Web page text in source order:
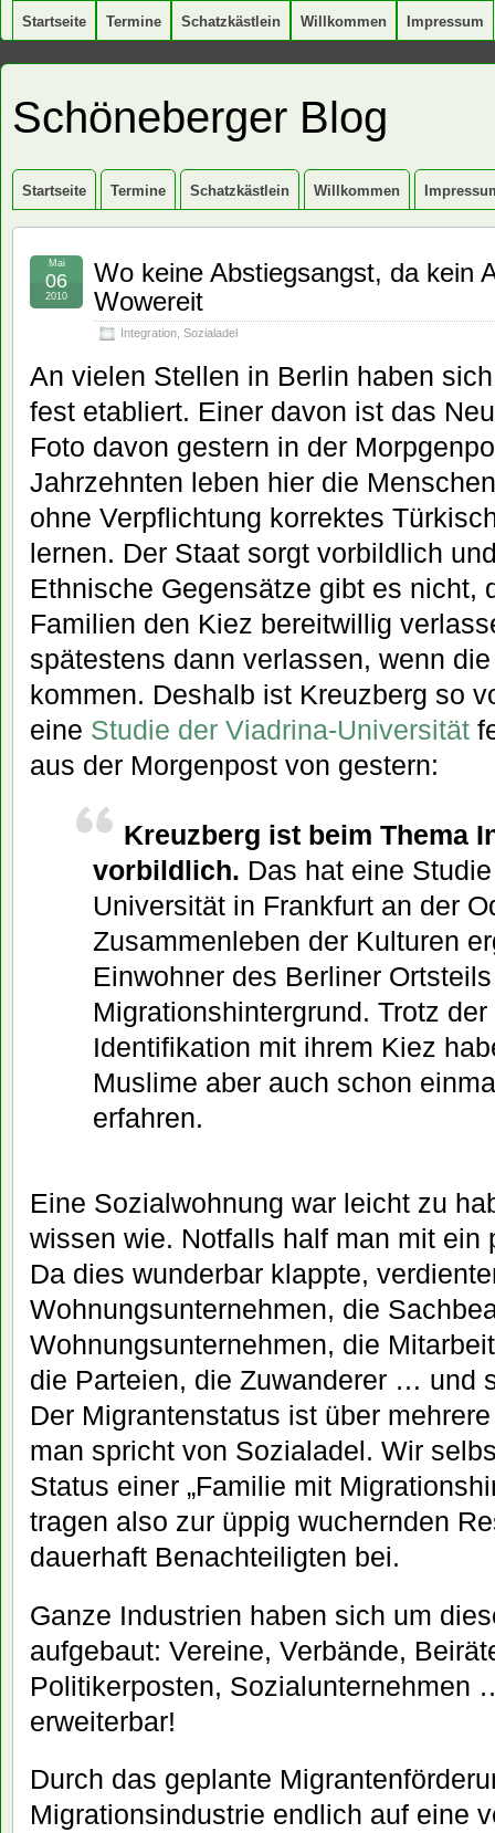
Startseite Termine Schatzkästlein Willkommen Impressum
Schöneberger Blog
Startseite Termine Schatzkästlein Willkommen
Wo keine Abstiegsangst, da kein
Wowereit
Integration Sozialadel
Mai
06
2010
An vielen Stellen in Berlin haben
fest etabliert. Einer davon ist das
Foto davon gestern in der
Jahrzehnten leben hier die
ohne Verpflichtung korrektes
lernen. Der Staat sorgt vorbildlich
Ethnische Gegensätze gibt es nicht,
Familien den Kiez bereitwillig
spätestens dann verlassen, wenn
kommen. Deshalb ist Kreuzberg so
eine Studie der Viadrina-Universität
aus der Morgenpost von gestern:
Kreuzberg ist beim Thema
vorbildlich. Das hat eine
Universität in Frankfurt an der
Zusammenleben der Kulturen
Einwohner des Berliner
Migrationshintergrund. Trotz der
Identifikation mit ihrem Kiez
Muslime aber auch schon
erfahren.
Eine Sozialwohnung war leicht zu
wissen wie. Notfalls half man mit ein
Da dies wunderbar klappte,
Wohnungsunternehmen, die
Wohnungsunternehmen, die
die Parteien, die Zuwanderer … und
Der Migrantenstatus ist über
man spricht von Sozialadel. Wir
Status einer „Familie mit
tragen also zur üppig wuchernden
dauerhaft Benachteiligten bei.
Ganze Industrien haben sich um
aufgebaut: Vereine, Verbände,
Politikerposten, Sozialunternehmen
erweiterbar!
Durch das geplante
Migrationsindustrie endlich auf eine